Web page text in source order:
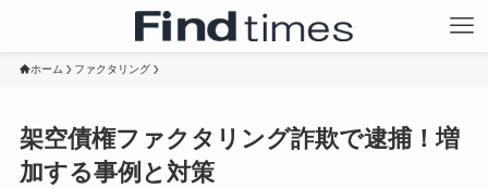
ホーム ファクタリング
架空債権ファクタリング詐欺で逮捕！増
加する事例と対策